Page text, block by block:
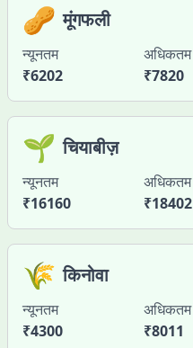
🥜 मूंगफली
न्यूनतम
₹6202
अधिकतम
₹7820
🌱 चियाबीज़
न्यूनतम
₹16160
अधिकतम
₹18402
🌾 किनोवा
न्यूनतम
₹4300
अधिकतम
₹8011